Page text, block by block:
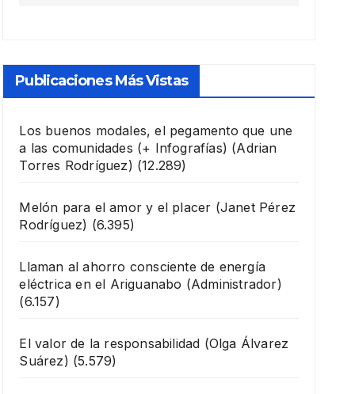
Publicaciones Más Vistas
Los buenos modales, el pegamento que une
a las comunidades (+ Infografías) (Adrian
Torres Rodríguez) (12.289)
Melón para el amor y el placer (Janet Pérez
Rodríguez) (6.395)
Llaman al ahorro consciente de energía
eléctrica en el Ariguanabo (Administrador)
(6.157)
El valor de la responsabilidad (Olga Álvarez
Suárez) (5.579)